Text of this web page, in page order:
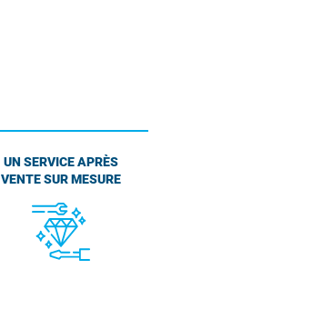
UN SERVICE APRÈS
VENTE SUR MESURE